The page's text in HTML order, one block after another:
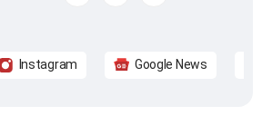
Instagram Google News